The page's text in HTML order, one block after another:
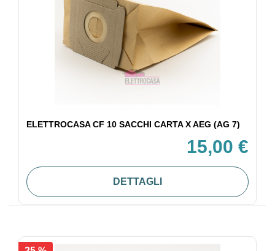
ELETTROCASA CF 10 SACCHI CARTA X AEG (AG 7)
15,00 €
DETTAGLI